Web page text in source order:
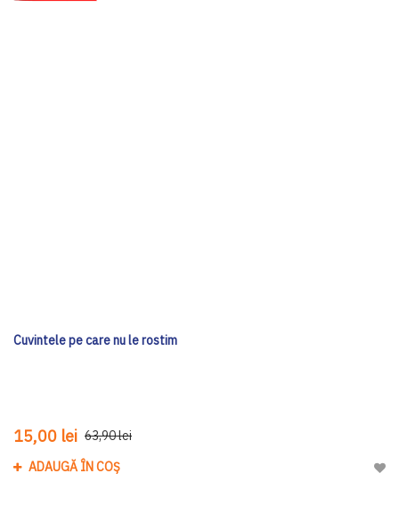
Cuvintele pe care nu le rostim
15,00 lei 63,90 lei
ADAUGĂ ÎN COȘ